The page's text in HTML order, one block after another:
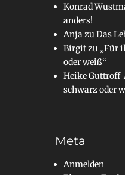
Konrad
anders!
AnjazuDas
Birgitzu „Für
oder weiß“
Heike Guttroff-
schwarz oder
Meta
Anmelden